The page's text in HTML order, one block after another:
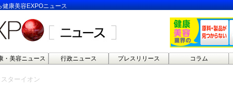
康美容EXPOニュース
・美容ニュース 行政ニュース プレスリリース コラム
ターイオン